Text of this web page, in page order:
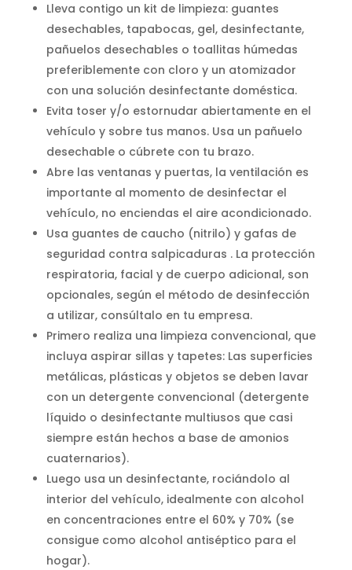
Lleva contigo un kit de limpieza: guantes
desechables, tapabocas, gel, desinfectante,
pañuelos desechables o toallitas húmedas
preferiblemente con cloro y un atomizador
con una solución desinfectante doméstica.
Evita toser y/o estornudar abiertamente en el
vehículo y sobre tus manos. Usa un pañuelo
desechable o cúbrete con tu brazo.
Abre las ventanas y puertas, la ventilación es
importante al momento de desinfectar el
vehículo, no enciendas el aire acondicionado.
Usa guantes de caucho (nitrilo) y gafas de
seguridad contra salpicaduras . La protección
respiratoria, facial y de cuerpo adicional, son
opcionales, según el método de desinfección
a utilizar, consúltalo en tu empresa.
Primero realiza una limpieza convencional, que
incluya aspirar sillas y tapetes: Las superficies
metálicas, plásticas y objetos se deben lavar
con un detergente convencional (detergente
líquido o desinfectante multiusos que casi
siempre están hechos a base de amonios
cuaternarios).
Luego usa un desinfectante, rociándolo al
interior del vehículo, idealmente con alcohol
en concentraciones entre el 60% y 70% (se
consigue como alcohol antiséptico para el
hogar).